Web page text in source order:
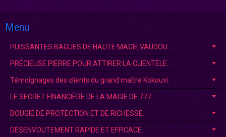
Menu
PUISSANTES BAGUES DE HAUTE MAGIE VAUDOU.
PRÉCIEUSE PIERRE POUR ATTIRER LA CLIENTÈLE.
Témoignages des clients du grand maître Kokouvi.
LE SECRET FINANCIÈRE DE LA MAGIE DE 777.
BOUGIE DE PROTECTION ET DE RICHESSE.
DÉSENVOUTEMENT RAPIDE ET EFFICACE.